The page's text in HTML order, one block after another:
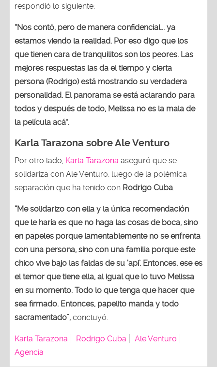
respondió lo siguiente:
“Nos contó, pero de manera confidencial... ya
estamos viendo la realidad. Por eso digo que los
que tienen cara de tranquilitos son los peores. Las
mejores respuestas las da el tiempo y cierta
persona (Rodrigo) está mostrando su verdadera
personalidad. El panorama se está aclarando para
todos y después de todo, Melissa no es la mala de
la película acá".
Karla Tarazona sobre Ale Venturo
Por otro lado, Karla Tarazona aseguró que se
solidariza con Ale Venturo, luego de la polémica
separación que ha tenido con Rodrigo Cuba
“Me solidarizo con ella y la única recomendación
que le haría es que no haga las cosas de boca, sino
en papeles porque lamentablemente no se enfrenta
con una persona, sino con una familia porque este
chico vive bajo las faldas de su ‘api’. Entonces, ese es
el temor que tiene ella, al igual que lo tuvo Melissa
en su momento. Todo lo que tenga que hacer que
sea firmado. Entonces, papelito manda y todo
sacramentado”, concluyó.
Karla Tarazona Rodrigo Cuba
Ale Venturo
Agencia